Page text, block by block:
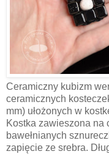
Ceramiczny kubizm
ceramicznych
mm) ułożonych w
Kostka zawieszona na
bawełnianych
zapięcie ze srebra.